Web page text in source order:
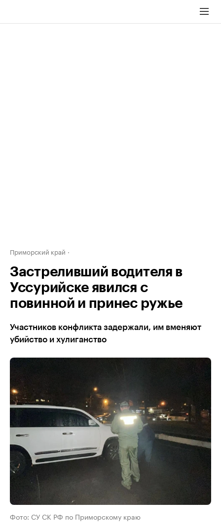
Приморский край
Застреливший водителя в
Уссурийске явился с
повинной и принес ружье
Участников конфликта задержали, им вменяют
убийство и хулиганство
Фото: СУ СК РФ по Приморскому краю